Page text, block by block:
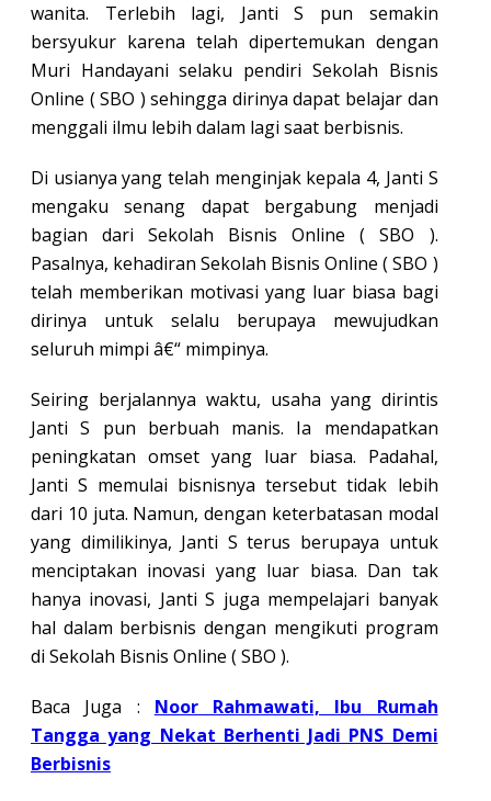
wanita. Terlebih lagi, Janti S pun semakin
bersyukur karena telah dipertemukan dengan
Muri Handayani selaku pendiri Sekolah Bisnis
Online ( SBO ) sehingga dirinya dapat belajar dan
menggali ilmu lebih dalam lagi saat berbisnis.
Di usianya yang telah menginjak kepala 4, Janti S
mengaku senang dapat bergabung menjadi
bagian dari Sekolah Bisnis Online ( SBO ).
Pasalnya, kehadiran Sekolah Bisnis Online ( SBO )
telah memberikan motivasi yang luar biasa bagi
dirinya untuk selalu berupaya mewujudkan
seluruh mimpi â€“ mimpinya.
Seiring berjalannya waktu, usaha yang dirintis
Janti S pun berbuah manis. Ia mendapatkan
peningkatan omset yang luar biasa. Padahal,
Janti S memulai bisnisnya tersebut tidak lebih
dari 10 juta. Namun, dengan keterbatasan modal
yang dimilikinya, Janti S terus berupaya untuk
menciptakan inovasi yang luar biasa. Dan tak
hanya inovasi, Janti S juga mempelajari banyak
hal dalam berbisnis dengan mengikuti program
di Sekolah Bisnis Online ( SBO ).
Baca Juga : Noor Rahmawati, Ibu Rumah
Tangga yang Nekat Berhenti Jadi PNS Demi
Berbisnis